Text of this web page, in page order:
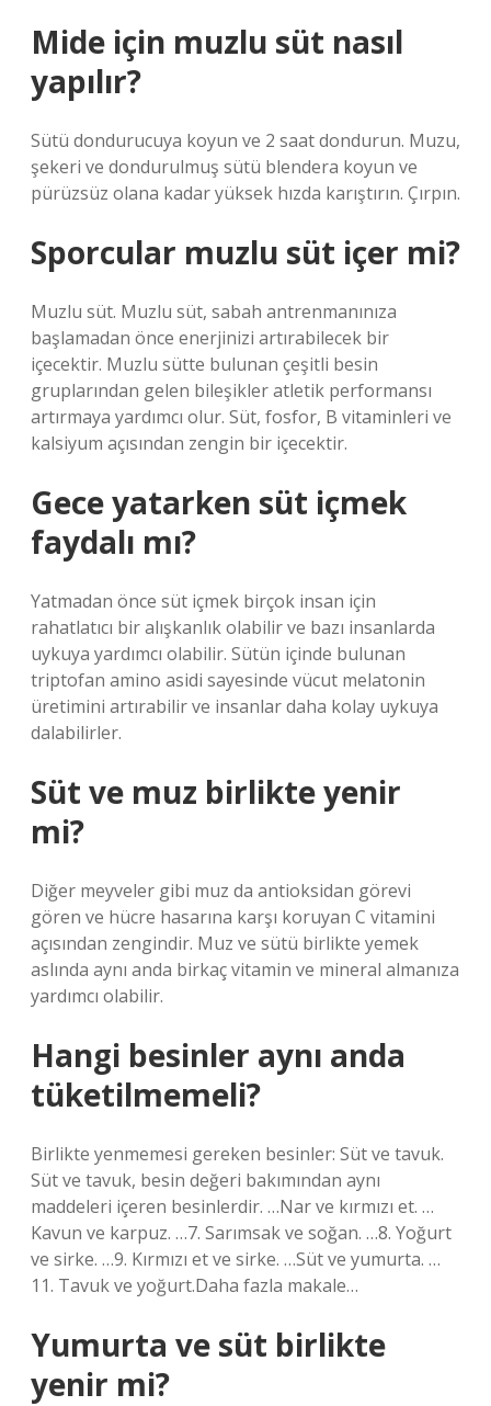
Mide için muzlu süt nasıl
yapılır?
Sütü dondurucuya koyun ve 2 saat dondurun. Muzu,
şekeri ve dondurulmuş sütü blendera koyun ve
pürüzsüz olana kadar yüksek hızda karıştırın. Çırpın.
Sporcular muzlu süt içer mi?
Muzlu süt. Muzlu süt, sabah antrenmanınıza
başlamadan önce enerjinizi artırabilecek bir
içecektir. Muzlu sütte bulunan çeşitli besin
gruplarından gelen bileşikler atletik performansı
artırmaya yardımcı olur. Süt, fosfor, B vitaminleri ve
kalsiyum açısından zengin bir içecektir.
Gece yatarken süt içmek
faydalı mı?
Yatmadan önce süt içmek birçok insan için
rahatlatıcı bir alışkanlık olabilir ve bazı insanlarda
uykuya yardımcı olabilir. Sütün içinde bulunan
triptofan amino asidi sayesinde vücut melatonin
üretimini artırabilir ve insanlar daha kolay uykuya
dalabilirler.
Süt ve muz birlikte yenir
mi?
Diğer meyveler gibi muz da antioksidan görevi
gören ve hücre hasarına karşı koruyan C vitamini
açısından zengindir. Muz ve sütü birlikte yemek
aslında aynı anda birkaç vitamin ve mineral almanıza
yardımcı olabilir.
Hangi besinler aynı anda
tüketilmemeli?
Birlikte yenmemesi gereken besinler: Süt ve tavuk.
Süt ve tavuk, besin değeri bakımından aynı
maddeleri içeren besinlerdir. …Nar ve kırmızı et. …
Kavun ve karpuz. …7. Sarımsak ve soğan. …8. Yoğurt
ve sirke. …9. Kırmızı et ve sirke. …Süt ve yumurta. …
11. Tavuk ve yoğurt.Daha fazla makale…
Yumurta ve süt birlikte
yenir mi?